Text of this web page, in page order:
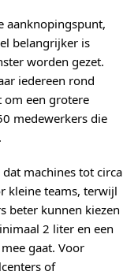
aanknopingspunt,
belangrijker is
worden gezet.
iedereen rond
om een grotere
medewerkers die
machines tot circa
kleine teams, terwijl
beter kunnen kiezen
2 liter en een
gaat. Voor
of